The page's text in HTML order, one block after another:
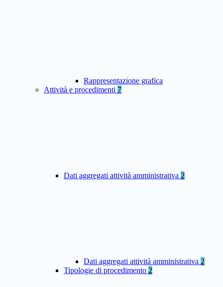
Rappresentazione grafica
Attività e procedimenti 7
Dati aggregati attività amministrativa 2
Dati aggregati attività amministrativa 2
Tipologie di procedimento 2